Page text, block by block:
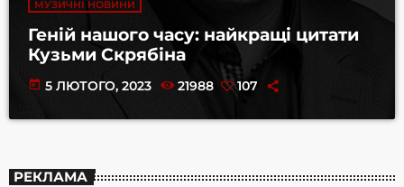
МУЗИЧНІ НОВИНИ
Геній нашого часу: найкращі цитати
Кузьми Скрябіна
today 5 ЛЮТОГО, 2023 21988 107
РЕКЛАМА